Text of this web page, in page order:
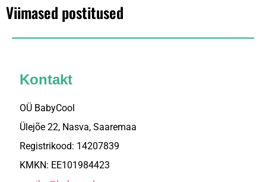
Viimased postitused
Kontakt
OÜ BabyCool
Ülejõe 22, Nasva, Saaremaa
Registrikood: 14207839
KMKN: EE101984423